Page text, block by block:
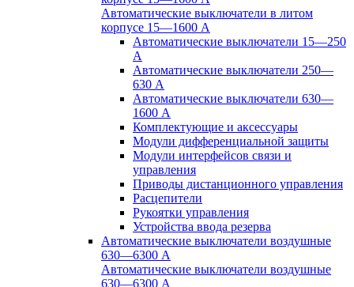
Автоматические выключатели в литом
корпусе 15—1600 А
Автоматические выключатели 15—250
А
Автоматические выключатели 250—
630 А
Автоматические выключатели 630—
1600 А
Комплектующие и аксессуары
Модули дифференциальной защиты
Модули интерфейсов связи и
управления
Приводы дистанционного управления
Расцепители
Рукоятки управления
Устройства ввода резерва
Автоматические выключатели воздушные
630—6300 А
Автоматические выключатели воздушные
630—6300 А